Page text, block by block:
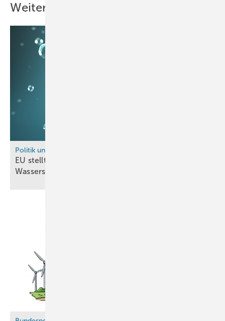
Weitere Inhalte
Politik und Recht
EU stellt fast sechs Milliarden Euro für
Wasserstoffprojekte